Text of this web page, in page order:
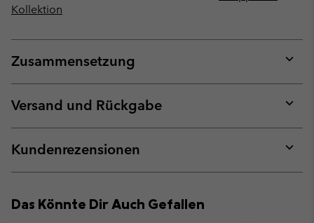
Kollektion
Zusammensetzung
or
Versand und Rückgabe
or
Kundenrezensionen
or
Das Könnte Dir Auch Gefallen